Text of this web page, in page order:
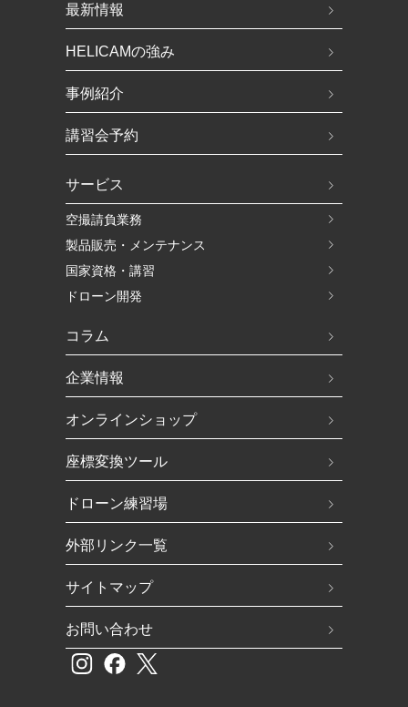
最新情報
HELICAMの強み
事例紹介
講習会予約
サービス
空撮請負業務
製品販売・メンテナンス
国家資格・講習
ドローン開発
コラム
企業情報
オンラインショップ
座標変換ツール
ドローン練習場
外部リンク一覧
サイトマップ
お問い合わせ